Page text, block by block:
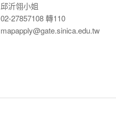
邱沂翎小姐
02-27857108 轉110
mapapply@gate.sinica.edu.tw